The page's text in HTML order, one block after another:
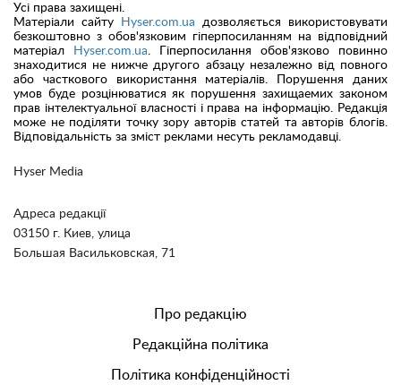
Hyser Media
Адреса редакції
03150 г. Киев, улица
Большая Васильковская, 71
Усі права захищені.
Матеріали сайту
Hyser.com.ua дозволяється використовувати
безкоштовно з обов'язковим гіперпосиланням на відповідний
матеріал
Hyser.com.ua . Гіперпосилання обов'язково повинно
знаходитися не нижче другого абзацу незалежно від повного
або часткового використання матеріалів. Порушення даних
умов буде розцінюватися як порушення захищаемих законом
прав інтелектуальної власності і права на інформацію. Редакція
може не поділяти точку зору авторів статей та авторів блогів.
Відповідальність за зміст реклами несуть рекламодавці.
Про редакцію
Редакційна політика
Політика конфіденційності